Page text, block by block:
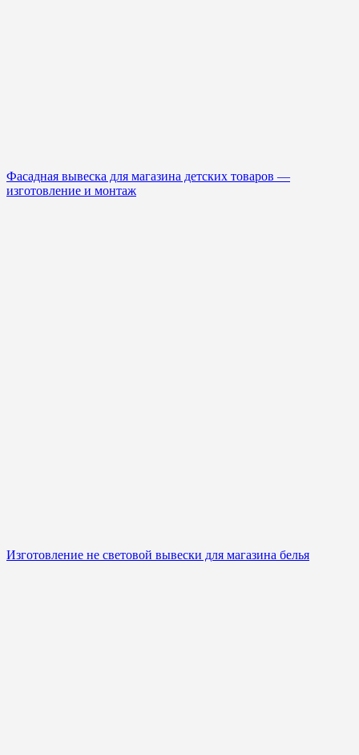
Фасадная вывеска для магазина детских товаров —
изготовление и монтаж
Изготовление не световой вывески для магазина белья